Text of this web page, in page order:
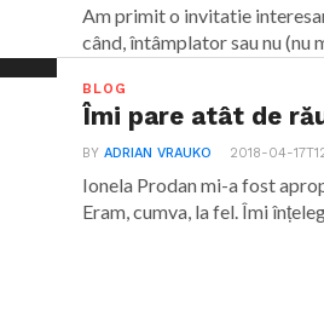
Am primit o invitatie
când, întâmplator sau nu (nu
BLOG
Îmi pare atât de
BYADRIAN VRAUKO 2018-04-
Ionela Prodan mi-a fost
Eram, cumva, la fel. Îmi